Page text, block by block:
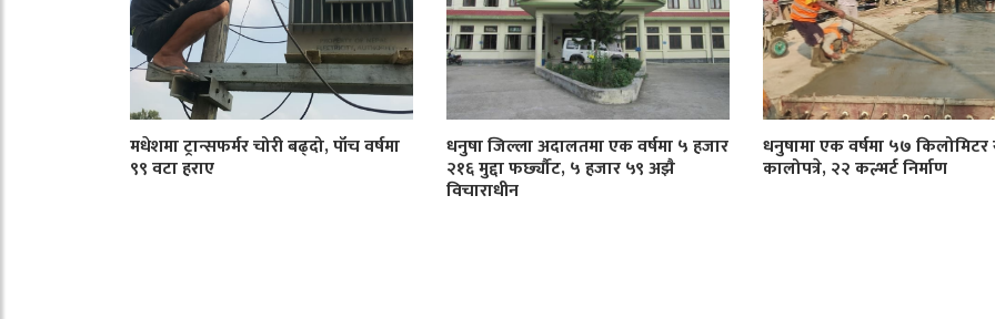
मधेशमा ट्रान्सफर्मर चोरी बढ्दो, पाँच वर्षमा
९९ वटा हराए
धनुषा जिल्ला अदालतमा एक वर्षमा ५ हजार
२१६ मुद्दा फर्छ्यौट, ५ हजार ५९ अझै
विचाराधीन
धनुषामा एक वर्षमा ५७
कालोपत्रे, २२ कल्भर्ट निर्माण